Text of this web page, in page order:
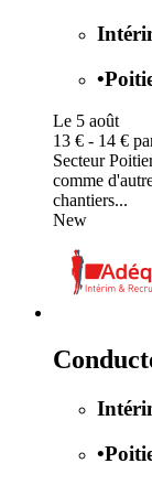
•
Le 5 août
13 € - 14 €
Secteur
comme
chantiers...
New
•